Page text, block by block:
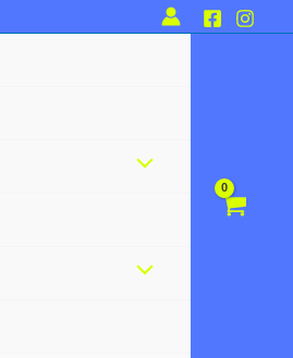
Alternar
Alternar